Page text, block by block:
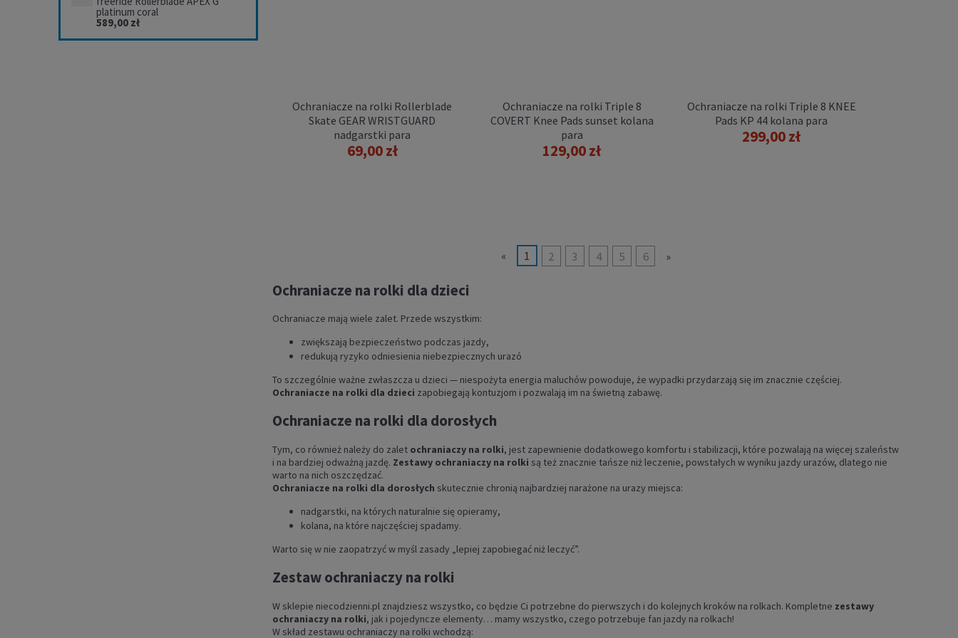
platinum coral
589,00 zł
Ochraniacze na rolki Rollerblade
Skate GEAR WRISTGUARD
nadgarstki para
69,00 zł
Ochraniacze na rolki Triple 8
COVERT Knee Pads sunset kolana
para
129,00 zł
Ochraniacze na rolki Triple 8 KNEE
Pads KP 44 kolana para
299,00 zł
« 1 2 3 4 5 6 »
Ochraniacze na rolki dla dzieci
Ochraniacze mają wiele zalet. Przede wszystkim:
zwiększają bezpieczeństwo podczas jazdy,
redukują ryzyko odniesienia niebezpiecznych urazó
To szczególnie ważne zwłaszcza u dzieci — niespożyta energia maluchów powoduje, że wypadki przydarzają się im znacznie częściej.
Ochraniacze na rolki dla dzieci zapobiegają kontuzjom i pozwalają im na świetną zabawę.
Ochraniacze na rolki dla dorosłych
Tym, co również należy do zalet ochraniaczy na rolki, jest zapewnienie dodatkowego komfortu i stabilizacji, które pozwalają na więcej szaleństw
i na bardziej odważną jazdę. Zestawy ochraniaczy na rolki są też znacznie tańsze niż leczenie, powstałych w wyniku jazdy urazów, dlatego nie
warto na nich oszczędzać.
Ochraniacze na rolki dla dorosłych skutecznie chronią najbardziej narażone na urazy miejsca:
nadgarstki, na których naturalnie się opieramy,
kolana, na które najczęściej spadamy.
Warto się w nie zaopatrzyć w myśl zasady „lepiej zapobiegać niż leczyć”.
Zestaw ochraniaczy na rolki
W sklepie niecodzienni.pl znajdziesz wszystko, co będzie Ci potrzebne do pierwszych i do kolejnych kroków na rolkach. Kompletne zestawy
ochraniaczy na rolki, jak i pojedyncze elementy… mamy wszystko, czego potrzebuje fan jazdy na rolkach!
W skład zestawu ochraniaczy na rolki wchodzą: